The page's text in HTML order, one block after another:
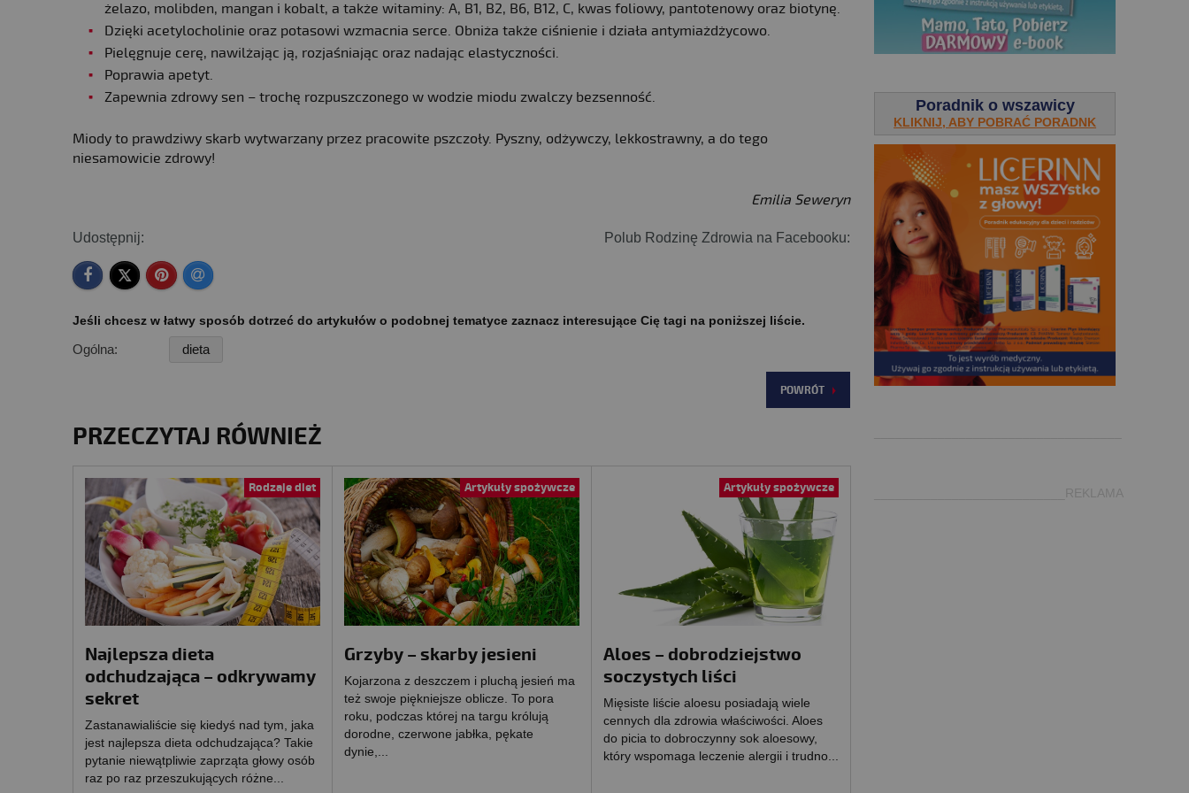
żelazo, molibden, mangan i kobalt, a także witaminy: A, B1, B2, B6, B12, C, kwas foliowy, pantotenowy oraz biotynę.
Dzięki acetylocholinie oraz potasowi wzmacnia serce. Obniża także ciśnienie i działa antymiażdżycowo.
Pielęgnuje cerę, nawilżając ją, rozjaśniając oraz nadając elastyczności.
Poprawia apetyt.
Zapewnia zdrowy sen – trochę rozpuszczonego w wodzie miodu zwalczy bezsenność.
Miody to prawdziwy skarb wytwarzany przez pracowite pszczoły. Pyszny, odżywczy, lekkostrawny, a do tego
niesamowicie zdrowy!
Emilia Seweryn
Udostępnij: Polub Rodzinę Zdrowia na Facebooku:
Jeśli chcesz w łatwy sposób dotrzeć do artykułów o podobnej tematyce zaznacz interesujące Cię tagi na poniższej liście.
Ogólna: dieta
POWRÓT
PRZECZYTAJ RÓWNIEŻ
Rodzaje diet
Najlepsza dieta
odchudzająca – odkrywamy
sekret
Zastanawialiście się kiedyś nad tym, jaka
jest najlepsza dieta odchudzająca? Takie
pytanie niewątpliwie zaprząta głowy osób
raz po raz przeszukujących różne...
Artykuły spożywcze
Grzyby – skarby jesieni
Kojarzona z deszczem i pluchą jesień ma
też swoje piękniejsze oblicze. To pora
roku, podczas której na targu królują
dorodne, czerwone jabłka, pękate
dynie,...
Artykuły spożywcze
Aloes – dobrodziejstwo
soczystych liści
Mięsiste liście aloesu posiadają wiele
cennych dla zdrowia właściwości. Aloes
do picia to dobroczynny sok aloesowy,
który wspomaga leczenie alergii i trudno...
Poradnik o wszawicy
KLIKNIJ, ABY POBRAĆ PORADNK
___________________________REKLAMA